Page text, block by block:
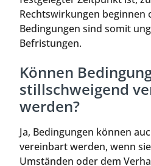
Rechtswirkungen beginnen
Bedingungen sind somit
Befristungen.
Können
stillschweigend
werden?
Ja, Bedingungen können
vereinbart werden, wenn
Umständen oder dem